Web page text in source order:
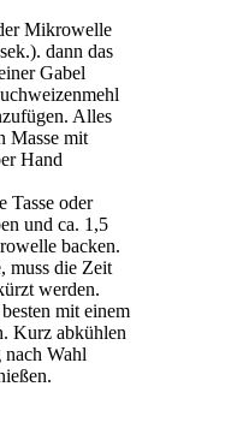
Mikrowelle
dann das
Gabel
Alles
Masse mit
Hand
Tasse oder
und ca. 1,5
backen.
muss die Zeit
werden.
mit einem
Kurz abkühlen
nach Wahl